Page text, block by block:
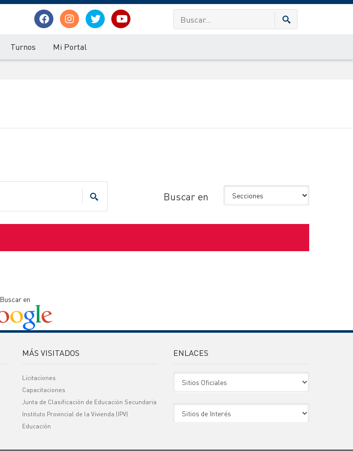
Turnos Mi Portal
Buscar en
Buscar en
MÁS VISITADOS
Licitaciones
Capacitaciones
Junta de Clasificación de Educación Secundaria
Instituto Provincial de la Vivienda (IPV)
Educación
ENLACES